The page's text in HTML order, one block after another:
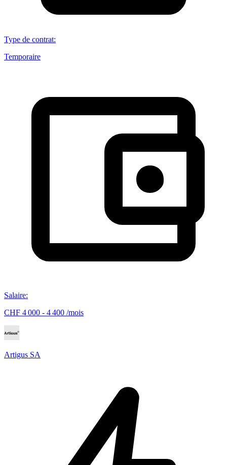
Type de contrat:
Temporaire
Salaire:
CHF 4 000 - 4 400 /mois
Artigus SA